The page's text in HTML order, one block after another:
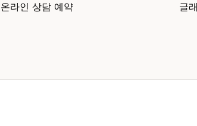
온라인 상담 예약 글